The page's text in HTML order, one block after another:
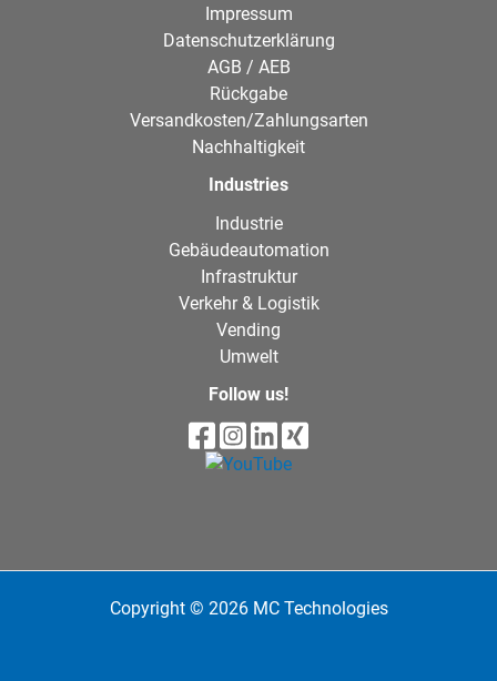
Impressum
Datenschutzerklärung
AGB / AEB
Rückgabe
Versandkosten/Zahlungsarten
Nachhaltigkeit
Industries
Industrie
Gebäudeautomation
Infrastruktur
Verkehr & Logistik
Vending
Umwelt
Follow us!
Copyright © 2026 MC Technologies